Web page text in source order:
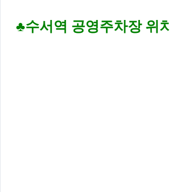
♣수서역 공영주차장 위치